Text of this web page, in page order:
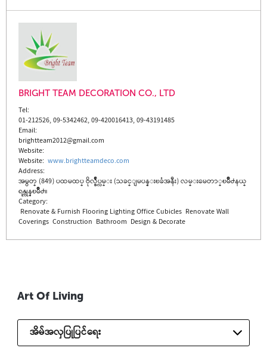
BRIGHT TEAM DECORATION CO., LTD
Tel:
01-212526, 09-5342462, 09-420016413, 09-43191485
Email:
brightteam2012@gmail.com
Website:
Website: www.brightteamdeco.com
Address:
အမွတ္ (849) ပထမထပ္ ဗိုလ္ခ်ဳပ္လမ္း (သခင္ျမပန္းၿခံအနီး) လမ္းမေတာ္ၿမိဳ႕နယ္
ရန္ကုန္ၿမိဳ႕။
Category:
Renovate & Furnish FlooringLightingOffice Cubicles RenovateWall
Coverings Construction Bathroom Design & Decorate
Art Of Living
အိမ်အလှပြုပြင်ရေး